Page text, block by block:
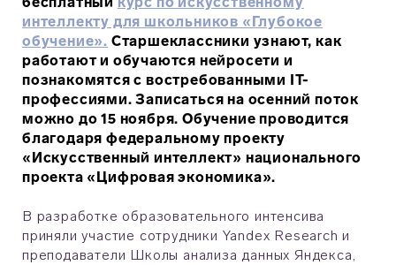
интеллекту для школьников «Глубокое
обучение». Старшеклассники узнают, как
работают и обучаются нейросети и
познакомятся с востребованными IT-
профессиями. Записаться на осенний поток
можно до 15 ноября. Обучение проводится
благодаря федеральному проекту
«Искусственный интеллект» национального
проекта «Цифровая экономика».
В разработке образовательного интенсива
приняли участие сотрудники Yandex Research и
преподаватели Школы анализа данных Яндекса,